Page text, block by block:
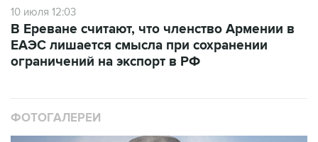
10 июля 12:03
В Ереване считают, что членство Армении в
ЕАЭС лишается смысла при сохранении
ограничений на экспорт в РФ
ФОТОГАЛЕРЕИ